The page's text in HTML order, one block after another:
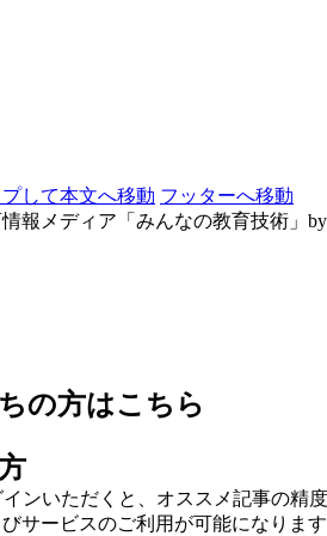
して本文へ移動 フッターへ移動
報メディア「みんなの教育技術」
の方はこちら
ンいただくと、オススメ記事の精
サービスのご利用が可能になりま